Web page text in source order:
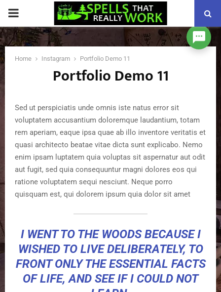
PRIMARY
MENU
Home Instagram Portfolio Demo 11
Portfolio Demo 11
Sed ut perspiciatis unde omnis iste natus error sit
voluptatem accusantium doloremque laudantium, totam
rem aperiam, eaque ipsa quae ab illo inventore veritatis et
quasi architecto beatae vitae dicta sunt explicabo. Nemo
enim ipsam luptatem quia voluptas sit aspernatur aut odit
aut fugit, sed quia consequuntur magni dolores eos qui
ratione voluptatem sequi nesciunt. Neque porro
quisquam est, qui dolorem ipsum quia dolor sit amet
I WENT TO THE WOODS BECAUSE I
WISHED TO LIVE DELIBERATELY, TO
FRONT ONLY THE ESSENTIAL FACTS
OF LIFE, AND SEE IF I COULD NOT